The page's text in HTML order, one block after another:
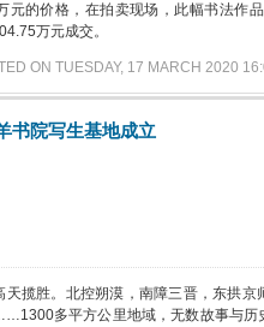
元的价格，在拍卖现场，此幅书法作
万元成交。
ON TUESDAY, 17 MARCH 2020
书院写生基地成立
天揽胜。北控朔漠，南障三晋，东拱
多平方公里地域，无数故事与历